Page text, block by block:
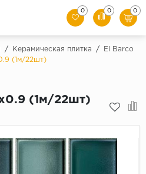
0 0 0
/ Керамическая плитка /
El Barco
(1м/22шт)
(1м/22шт)